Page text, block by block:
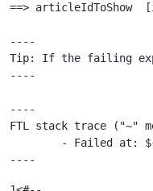
==> articleIdToShow
----
Tip: If the failing
----
----
FTL stack trace ("~"
----